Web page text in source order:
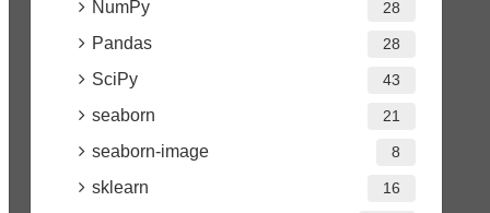
NumPy 28
Pandas 28
SciPy 43
seaborn 21
seaborn-image 8
sklearn 16